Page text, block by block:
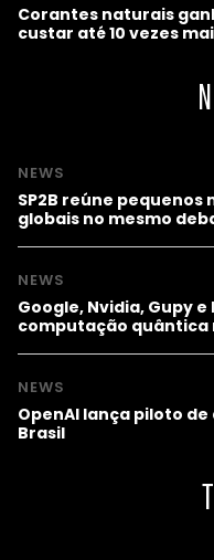
Corantes naturais
custar até 10 vezes
NEWS
SP2B reúne pequenos
globais no mesmo
NEWS
Google, Nvidia, Gupy
computação quântica
NEWS
OpenAI lança piloto
Brasil